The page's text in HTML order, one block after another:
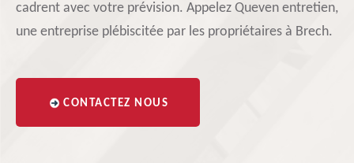
cadrent avec votre prévision. Appelez Queven entretien,
une entreprise plébiscitée par les propriétaires à Brech.
CONTACTEZ NOUS